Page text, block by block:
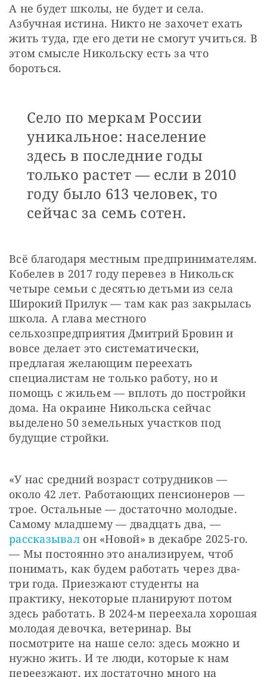
А не будет школы, не будет и села.
Азбучная истина. Никто не захочет ехать
жить туда, где его дети не смогут учиться. В
этом смысле Никольску есть за что
бороться.
Село по меркам России
уникальное: население
здесь в последние годы
только растет — если в 2010
году было 613 человек, то
сейчас за семь сотен.
Всё благодаря местным предпринимателям.
Кобелев в 2017 году перевез в Никольск
четыре семьи с десятью детьми из села
Широкий Прилук — там как раз закрылась
школа. А глава местного
сельхозпредприятия Дмитрий Бровин и
вовсе делает это систематически,
предлагая желающим переехать
специалистам не только работу, но и
помощь с жильем — вплоть до постройки
дома. На окраине Никольска сейчас
выделено 50 земельных участков под
будущие стройки.
«У нас средний возраст сотрудников —
около 42 лет. Работающих пенсионеров —
трое. Остальные — достаточно молодые.
Самому младшему — двадцать два, —
рассказывал он «Новой» в декабре 2025-го.
— Мы постоянно это анализируем, чтоб
понимать, как будем работать через два-
три года. Приезжают студенты на
практику, некоторые планируют потом
здесь работать. В 2024-м переехала хорошая
молодая девочка, ветеринар. Вы
посмотрите на наше село: здесь можно и
нужно жить. И те люди, которые к нам
переезжают, их достаточно много на